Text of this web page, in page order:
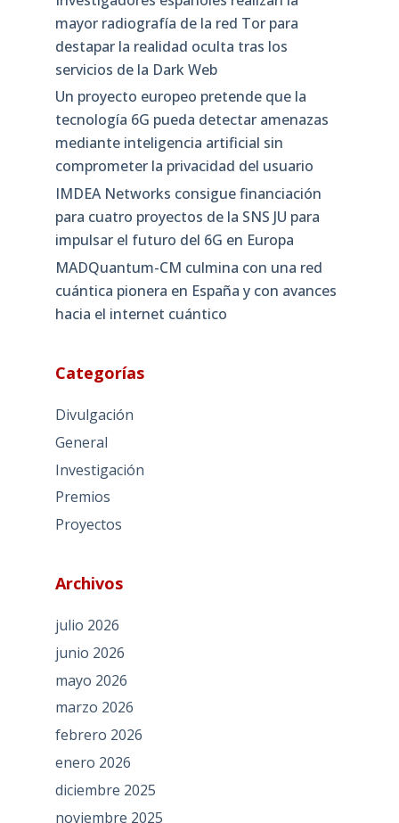
mayor radiografía de la red Tor para
destapar la realidad oculta tras los
servicios de la Dark Web
Un proyecto europeo pretende que la
tecnología 6G pueda detectar amenazas
mediante inteligencia artificial sin
comprometer la privacidad del usuario
IMDEA Networks consigue financiación
para cuatro proyectos de la SNS JU para
impulsar el futuro del 6G en Europa
MADQuantum-CM culmina con una red
cuántica pionera en España y con avances
hacia el internet cuántico
Categorías
Divulgación
General
Investigación
Premios
Proyectos
Archivos
julio 2026
junio 2026
mayo 2026
marzo 2026
febrero 2026
enero 2026
diciembre 2025
noviembre 2025